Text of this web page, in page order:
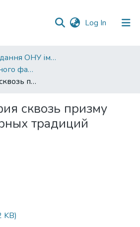
Log In (current)
Наукові видання ОНУ імені І. І. Мечникова
Записки історичного факультету
Историография сквозь призму дисциплинарных традиций
сквозь призму
традиций